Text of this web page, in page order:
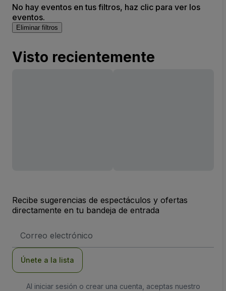
No hay eventos en tus filtros, haz clic para ver los
eventos.
Eliminar filtros
Visto recientemente
Recibe sugerencias de espectáculos y ofertas
directamente en tu bandeja de entrada
de
Únete a la lista
Al iniciar sesión o crear una cuenta, aceptas nuestro